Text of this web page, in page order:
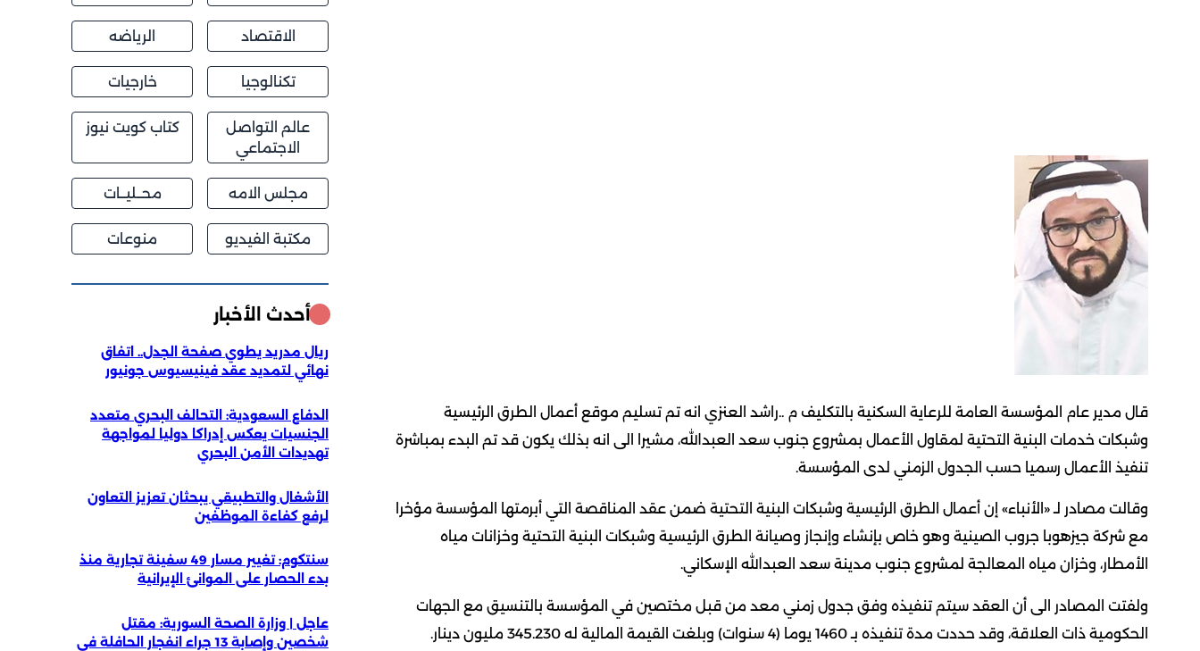
قال مدير عام المؤسسة العامة للرعاية السكنية بالتكليف م ..راشد العنزي انه تم تسليم موقع أعمال الطرق الرئيسية
وشبكات خدمات البنية التحتية لمقاول الأعمال بمشروع جنوب سعد العبدالله، مشيرا الى انه بذلك يكون قد تم البدء بمباشرة
تنفيذ الأعمال رسميا حسب الجدول الزمني لدى المؤسسة.
وقالت مصادر لـ «الأنباء» إن أعمال الطرق الرئيسية وشبكات البنية التحتية ضمن عقد المناقصة التي أبرمتها المؤسسة مؤخرا
مع شركة جيزهوبا جروب الصينية وهو خاص بإنشاء وإنجاز وصيانة الطرق الرئيسية وشبكات البنية التحتية وخزانات مياه
الأمطار، وخزان مياه المعالجة لمشروع جنوب مدينة سعد العبدالله الإسكاني.
ولفتت المصادر الى أن العقد سيتم تنفيذه وفق جدول زمني معد من قبل مختصين في المؤسسة بالتنسيق مع الجهات
الحكومية ذات العلاقة، وقد حددت مدة تنفيذه بـ 1460 يوما (4 سنوات) وبلغت القيمة المالية له 345.230 مليون دينار.
الاقتصاد الرياضه
تكنالوجيا خارجيات
عالم التواصل
الاجتماعي
كتاب كويت نيوز
مجلس الامه محــليــات
مكتبة الفيديو منوعات
أحدث الأخبار
ريال مدريد يطوي صفحة الجدل.. اتفاق
نهائي لتمديد عقد فينيسيوس جونيور
الدفاع السعودية: التحالف البحري متعدد
الجنسيات يعكس إدراكا دوليا لمواجهة
تهديدات الأمن البحري
الأشغال والتطبيقي يبحثان تعزيز التعاون
لرفع كفاءة الموظفين
سنتكوم: تغيير مسار 49 سفينة تجارية منذ
بدء الحصار على الموانئ الإيرانية
عاجل | وزارة الصحة السورية: مقتل
شخصين وإصابة 13 جراء انفجار الحافلة في